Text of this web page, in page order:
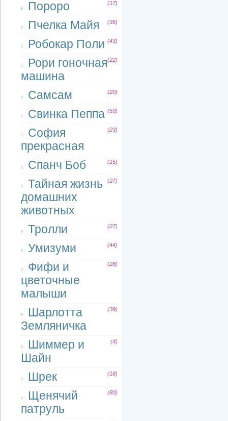
Пороро (17)
Пчелка Майя (36)
Робокар Поли (43)
Рори гоночная
машина
(22)
Самсам (20)
Свинка Пеппа (59)
София
прекрасная
(23)
Спанч Боб (15)
Тайная жизнь
домашних
животных
(27)
Тролли (27)
Умизуми (44)
Фифи и
цветочные
малыши
(28)
Шарлотта
Земляничка
(39)
Шиммер и
Шайн
(4)
Шрек (18)
Щенячий
патруль
(80)